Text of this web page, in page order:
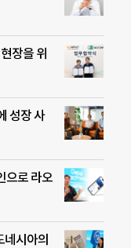
장을 위
성장 사
으로 라오
시아의